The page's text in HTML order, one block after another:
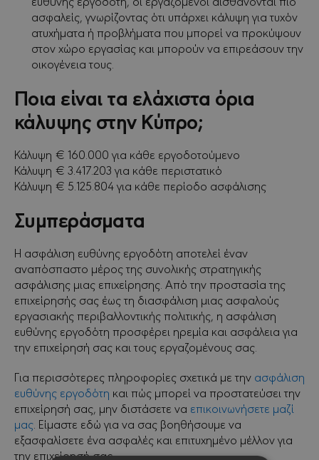
ασφαλείς, γνωρίζοντας ότι υπάρχει κάλυψη για τυχόν
ατυχήματα ή προβλήματα που μπορεί να προκύψουν
στον χώρο εργασίας και μπορούν να επιρεάσουν την
οικογένεια τους.
Ποια είναι τα ελάχιστα όρια
κάλυψης στην Κύπρο;
Κάλυψη € 160.000 για κάθε εργοδοτούμενο
Κάλυψη € 3.417.203 για κάθε περιστατικό
Κάλυψη € 5.125.804 για κάθε περίοδο ασφάλισης
Συμπεράσματα
Η ασφάλιση ευθύνης εργοδότη αποτελεί έναν
αναπόσπαστο μέρος της συνολικής στρατηγικής
ασφάλισης μιας επιχείρησης. Από την προστασία της
επιχείρησής σας έως τη διασφάλιση μιας ασφαλούς
εργασιακής περιβαλλοντικής πολιτικής, η ασφάλιση
ευθύνης εργοδότη προσφέρει ηρεμία και ασφάλεια για
την επιχείρησή σας και τους εργαζομένους σας.
Για περισσότερες πληροφορίες σχετικά με την ασφάλιση
ευθύνης εργοδότη και πώς μπορεί να προστατεύσει την
επιχείρησή σας, μην διστάσετε να επικοινωνήσετε μαζί
μας. Είμαστε εδώ για να σας βοηθήσουμε να
εξασφαλίσετε ένα ασφαλές και επιτυχημένο μέλλον για
την επιχείρησή σας.